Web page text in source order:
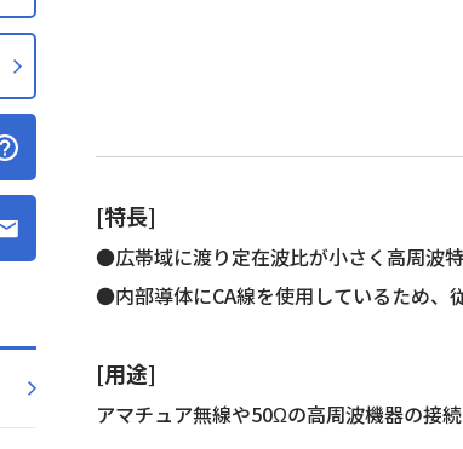
[特長]
●広帯域に渡り定在波比が小さく高周波
●内部導体にCA線を使用しているため、
[用途]
アマチュア無線や50Ωの高周波機器の接